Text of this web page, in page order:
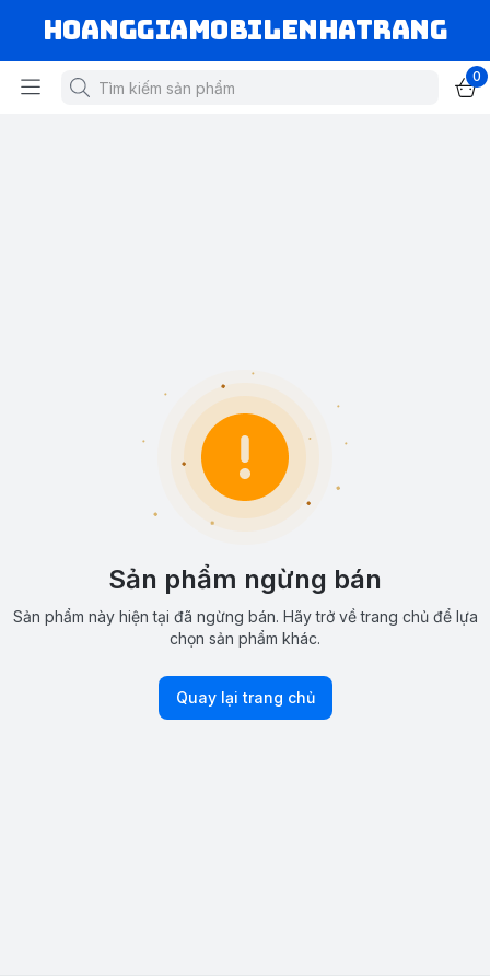
hoanggiamobilenhatrang
0
Sản phẩm ngừng bán
Sản phẩm này hiện tại đã ngừng bán. Hãy trở về trang chủ để lựa
chọn sản phẩm khác.
Quay lại trang chủ